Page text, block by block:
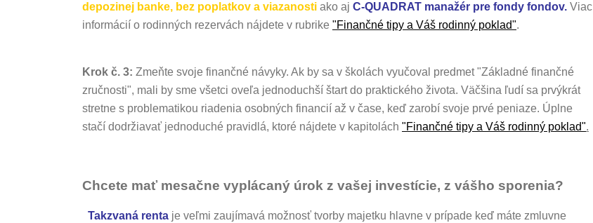
depozinej banke, bez poplatkov a viazanosti ako aj C-QUADRAT manažér pre fondy fondov. Viac
informácií o rodinných rezervách nájdete v rubrike "Finančné tipy a Váš rodinný poklad".
Krok č. 3: Zmeňte svoje finančné návyky. Ak by sa v školách vyučoval predmet "Základné finančné
zručnosti", mali by sme všetci oveľa jednoduchší štart do praktického života. Väčšina ľudí sa prvýkrát
stretne s problematikou riadenia osobných financií až v čase, keď zarobí svoje prvé peniaze. Úplne
stačí dodržiavať jednoduché pravidlá, ktoré nájdete v kapitolách "Finančné tipy a Váš rodinný poklad".
Chcete mať mesačne vyplácaný úrok z vašej investície, z vášho sporenia?
Takzvaná renta je veľmi zaujímavá možnosť tvorby majetku hlavne v prípade keď máte zmluvne